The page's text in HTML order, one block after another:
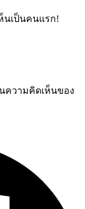
นเป็นคนแรก!
ความคิดเห็นของ